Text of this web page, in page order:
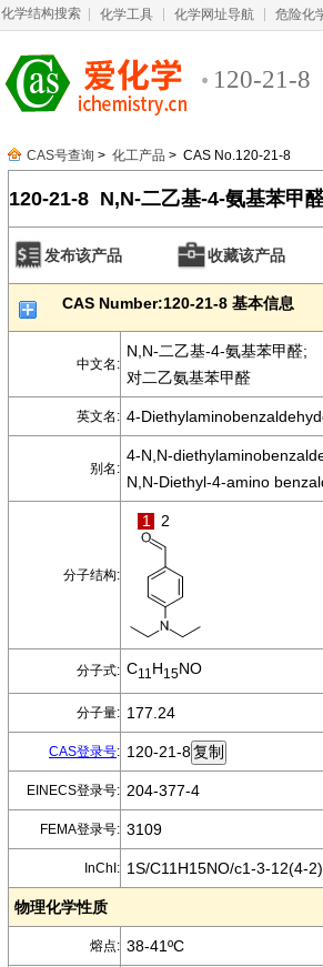
化学结构搜索 化学工具 化学网址导航 危险化
120-21-8
CAS号查询 > 化工产品 > CAS No.120-21-8
120-21-8 N,N-二乙基-4-氨基苯甲
发布该产品 收藏该产品
CAS Number:120-21-8 基本信息
中文名:
N,N-二乙基-4-氨基苯甲醛;
对二乙氨基苯甲醛
英文名: 4-
别名:
4-N,N-
N,N-Diethyl-4-amino
分子结构:
1 2
分子式: C11 H15NO
分子量: 177.24
CAS登录号: 120-21-8
EINECS登录号: 204-377-4
FEMA登录号: 3109
InChI: 1S/C11H15NO/c1-3-12(4-
物理化学性质
熔点: 38-41ºC